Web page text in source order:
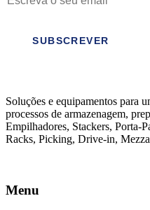
SUBSCREVER
Soluções e equipamentos para
processos de armazenagem,
Empilhadores, Stackers, Porta-
Racks, Picking, Drive-in,
Menu